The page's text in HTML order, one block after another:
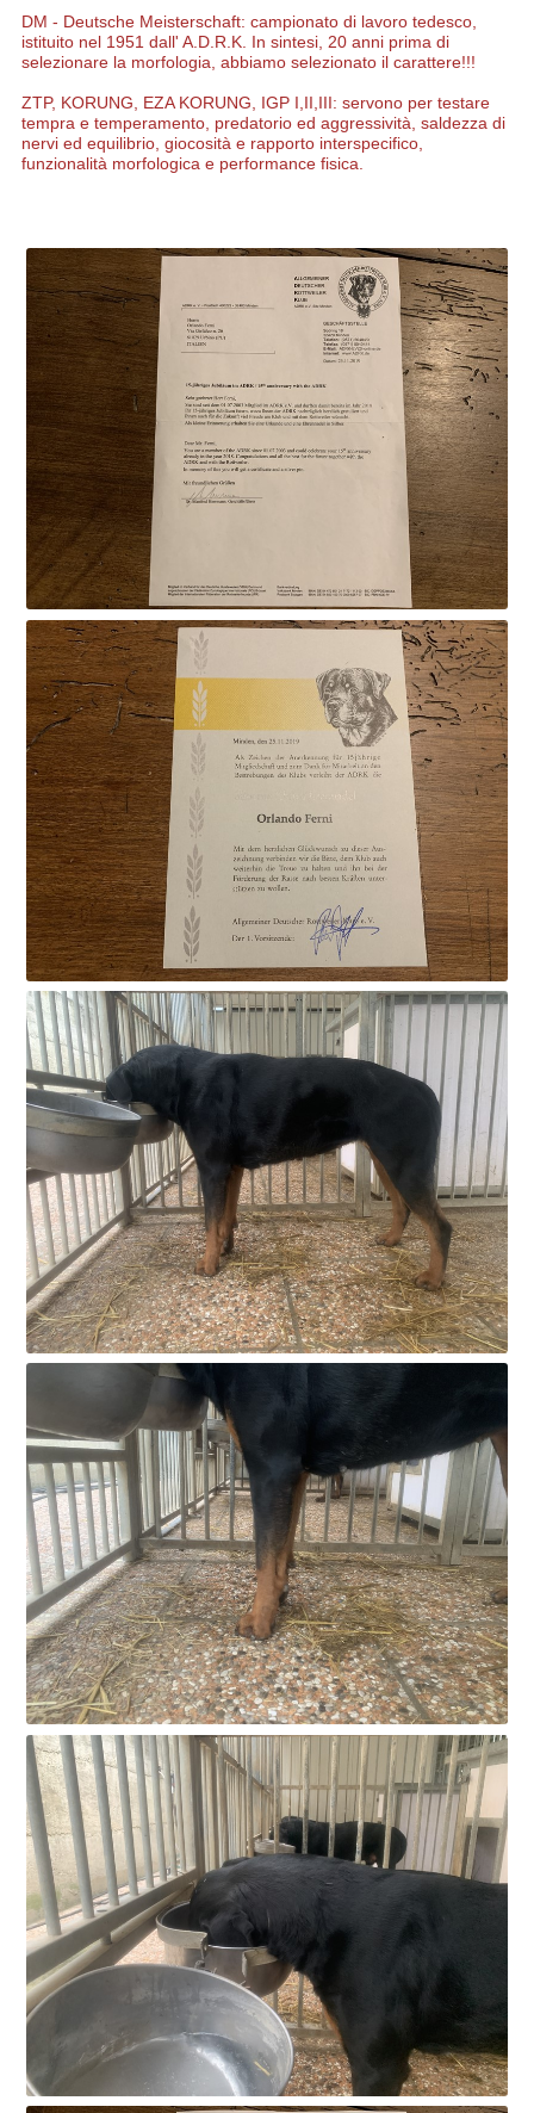
DM - Deutsche Meisterschaft: campionato di lavoro tedesco,
istituito nel 1951 dall' A.D.R.K. In sintesi, 20 anni prima di
selezionare la morfologia, abbiamo selezionato il carattere!!!
ZTP, KORUNG, EZA KORUNG, IGP I,II,III: servono per testare
tempra e temperamento, predatorio ed aggressività, saldezza di
nervi ed equilibrio, giocosità e rapporto interspecifico,
funzionalità morfologica e performance fisica.